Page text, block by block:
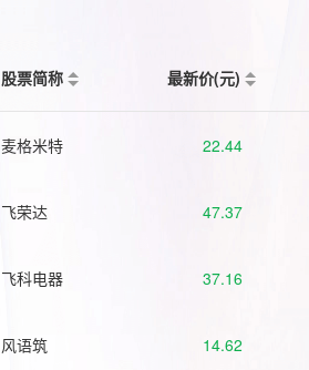
股票简称 最新价(元)
麦格米特 22.44
飞荣达 47.37
飞科电器 37.16
风语筑 14.62